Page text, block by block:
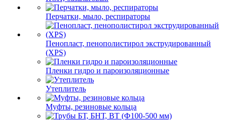
Перчатки, мыло, респираторы
Пенопласт, пенополистирол экструдированный
(XPS)
Пленки гидро и пароизоляционные
Утеплитель
Муфты, резиновые кольца